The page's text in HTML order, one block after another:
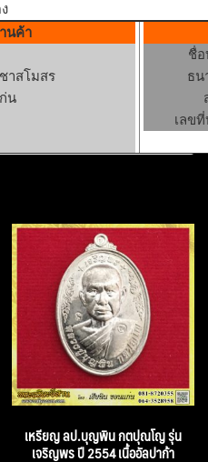
นค้า
าสโมสร
น
ชื่
ธน
เลข
เหรียญ ลป.บุญพิน กตปุณโญ รุ่น
เจริญพร ปี 2554 เนื้ออัลปาก้า